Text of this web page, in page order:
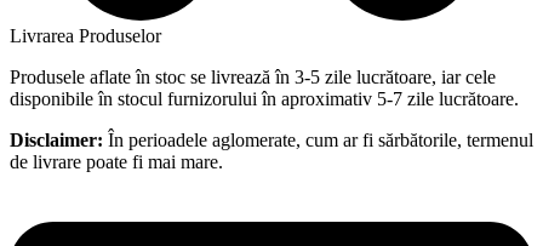
Livrarea Produselor
Produsele aflate în stoc se livrează în 3-5 zile lucrătoare, iar cele
disponibile în stocul furnizorului în aproximativ 5-7 zile lucrătoare.
Disclaimer: În perioadele aglomerate, cum ar fi sărbătorile, termenul
de livrare poate fi mai mare.